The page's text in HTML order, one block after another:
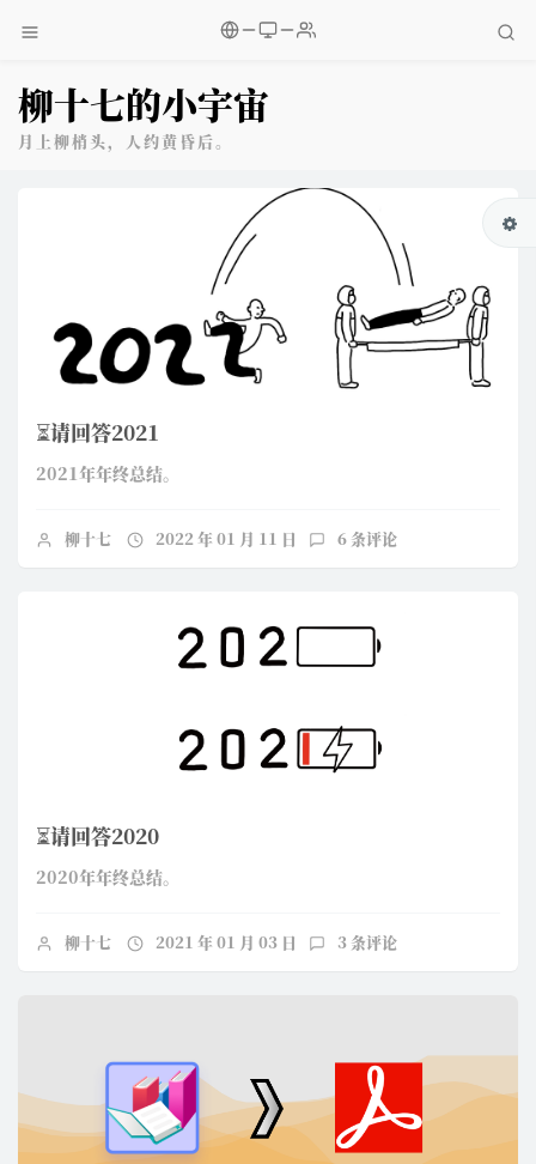
柳十七的小宇宙
月上柳梢头，人约黄昏后。
⏳请回答2021
2021年年终总结。
柳十七 2022 年 01 月 11 日 6 条评论
⏳请回答2020
2020年年终总结。
柳十七 2021 年 01 月 03 日 3 条评论